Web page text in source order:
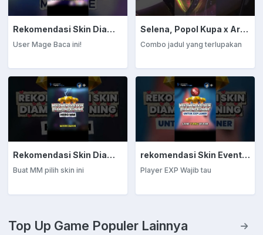
Rekomendasi Skin Diamond Kuning: Mage
User Mage Baca ini!
Selena, Popol Kupa x Arrival
Combo jadul yang terlupakan
Rekomendasi Skin Diamond Kuning: Marksman
Buat MM pilih skin ini
rekomendasi Skin Event Diamond Kuning: EXP Laner
Player EXP Wajib tau
Top Up Game Populer Lainnya